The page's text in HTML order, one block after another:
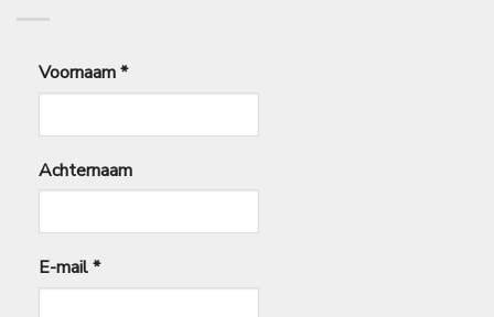
Voornaam*
Achternaam
E-mail*